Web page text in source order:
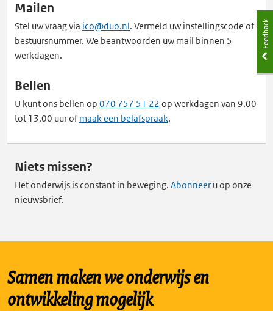
Mailen
Stel uw vraag via ico@duo.nl. Vermeld uw instellingscode of
bestuursnummer. We beantwoorden uw mail binnen 5
werkdagen.
Bellen
U kunt ons bellen op 070 757 51 22 op werkdagen van 9.00
tot 13.00 uur ofmaak een belafspraak.
Niets missen?
Het onderwijs is constant in beweging. Abonneer u op onze
nieuwsbrief.
Samen maken we onderwijs en
ontwikkeling mogelijk
Feedback